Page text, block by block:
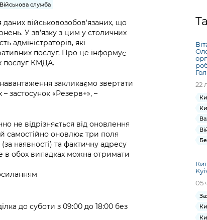
Статистика
Звернення громадян
Регуляторна діяльність
Безпека та
Іноземцям / For
foreigners
експертиза
Громадський
бюджет
Контактний
обмеженим
доступом
Подати запит
Проекти
нормативно-
інших актів
ments
Військова служба
даних військовозобов’язаних, що
У зв’язку з цим у столичних
адміністраторів, які
послуг. Про це інформує
послуг КМДА.
закликаємо звертати
застосунок «Резерв+», –
не відрізняється від оновлення
самостійно оновлює три поля
наявності) та фактичну адресу
обох випадках можна отримати
до суботи з 09:00 до 18:00 без
22
05